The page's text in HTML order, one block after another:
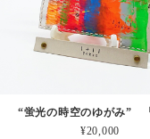
¥20,000